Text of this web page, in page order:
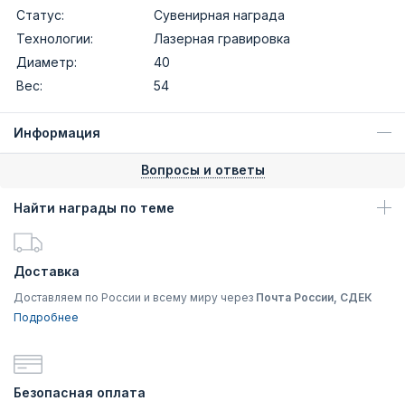
Статус:
Сувенирная награда
Технологии:
Лазерная гравировка
Диаметр:
40
Вес:
54
Информация
Вопросы и ответы
Найти награды по теме
Доставка
Доставляем по России и всему миру через Почта России, СДЕК
Подробнее
Безопасная оплата